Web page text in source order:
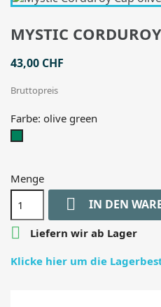
MYSTIC
43,00 CHF
Bruttopreis
Farbe: olive green
Menge
 IN DEN

Liefern wir ab Lager
Klicke hier um die